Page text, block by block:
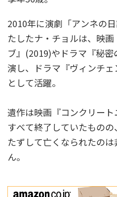
2010年に演劇「アンネの
たしたナ・チョルは、映
ブ』(2019)やドラマ『秘
演し、ドラマ『ヴィンチ
として活躍。
遺作は映画『コンクリー
すべて終了していたもの
たずして亡くなられたの
ん。